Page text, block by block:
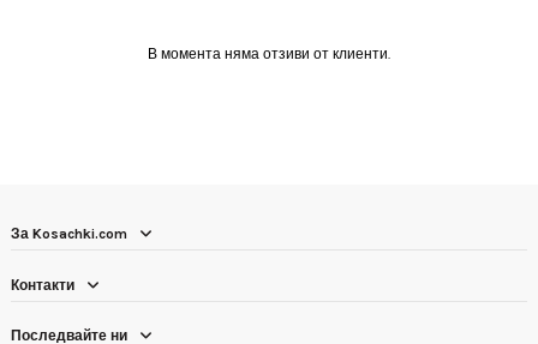
В момента няма отзиви от клиенти.
За Kosachki.com
Контакти
Последвайте ни